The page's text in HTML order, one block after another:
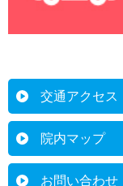
交通アクセス
院内マップ
お問い合わせ